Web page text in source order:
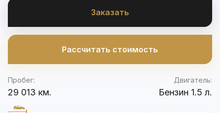
Заказать
Рассчитать стоимость
Пробег:
29 013 км.
Двигатель:
Бензин 1.5 л.